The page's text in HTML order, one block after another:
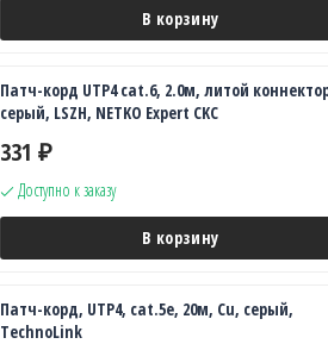
В корзину
Патч-корд UTP4 cat.6, 2.0м, литой
серый, LSZH, NETKO Expert CKC
331 ₽
Доступно к заказу
В корзину
Патч-корд, UTP4, cat.5e, 20м, Сu, серый,
TechnoLink